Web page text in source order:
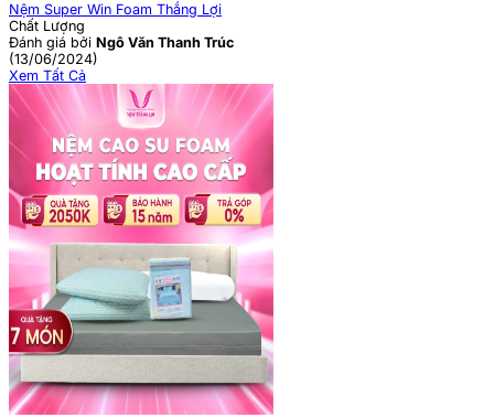
Nệm Super Win Foam Thắng Lợi
Chất Lượng
Đánh giá bởi Ngô Văn Thanh Trúc
(13/06/2024)
Xem Tất Cả